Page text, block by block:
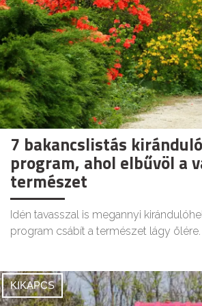
7 bakancslistás
program, ahol elbűvöl a
természet
Idén tavasszal is megannyi
program csábít a természet lágy ölére.
KIKAPCS